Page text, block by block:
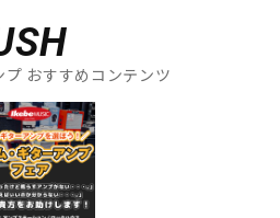
プ おすすめコンテンツ